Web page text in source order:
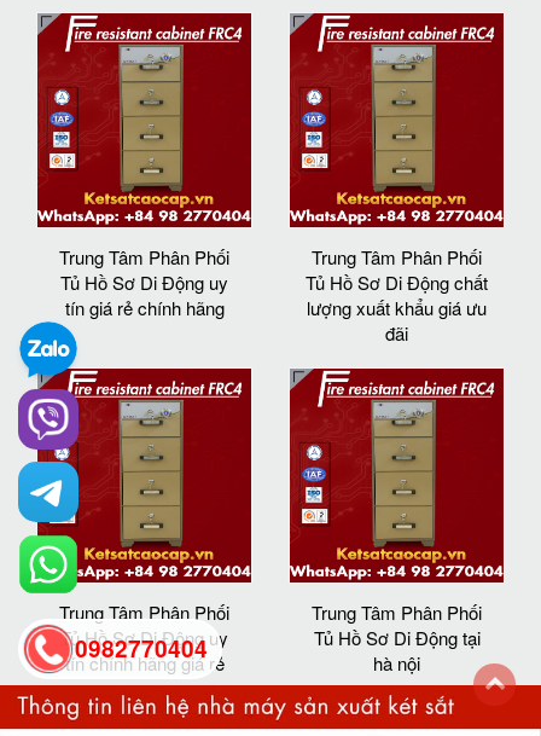
Trung Tâm Phân Phối
Tủ Hồ Sơ Di Động uy
tín giá rẻ chính hãng
Trung Tâm Phân Phối
Tủ Hồ Sơ Di Động chất
lượng xuất khẩu giá ưu
đãi
Trung Tâm Phân Phối
Tủ Hồ Sơ Di Động uy
tín chính hãng giá rẻ
Trung Tâm Phân Phối
Tủ Hồ Sơ Di Động tại
hà nội
0982770404
back